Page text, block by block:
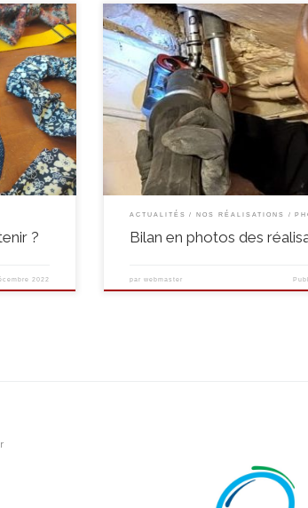
de l’équipe
membres
le
?
2022
Rafraichir, construire, remettre à neuf : les
Quinquet ont cette année autant créé
améliorer ce qui existe déjà. L’arrivée de
expert technique mis à disposition par le
permis en quelques mois de dresser un […]
ACTUALITÉS NOS RÉALISATIONS
Bilan en photos des
par webmaster